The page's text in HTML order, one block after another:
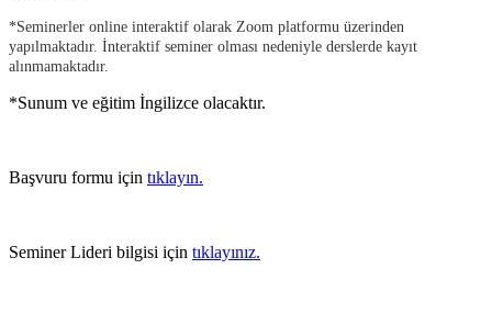
*Seminerler online interaktif olarak Zoom platformu üzerinden
yapılmaktadır. İnteraktif seminer olması nedeniyle derslerde kayıt
alınmamaktadır.
*Sunum ve eğitim İngilizce olacaktır.
Başvuru formu için tıklayın.
Seminer Lideri bilgisi için tıklayınız.